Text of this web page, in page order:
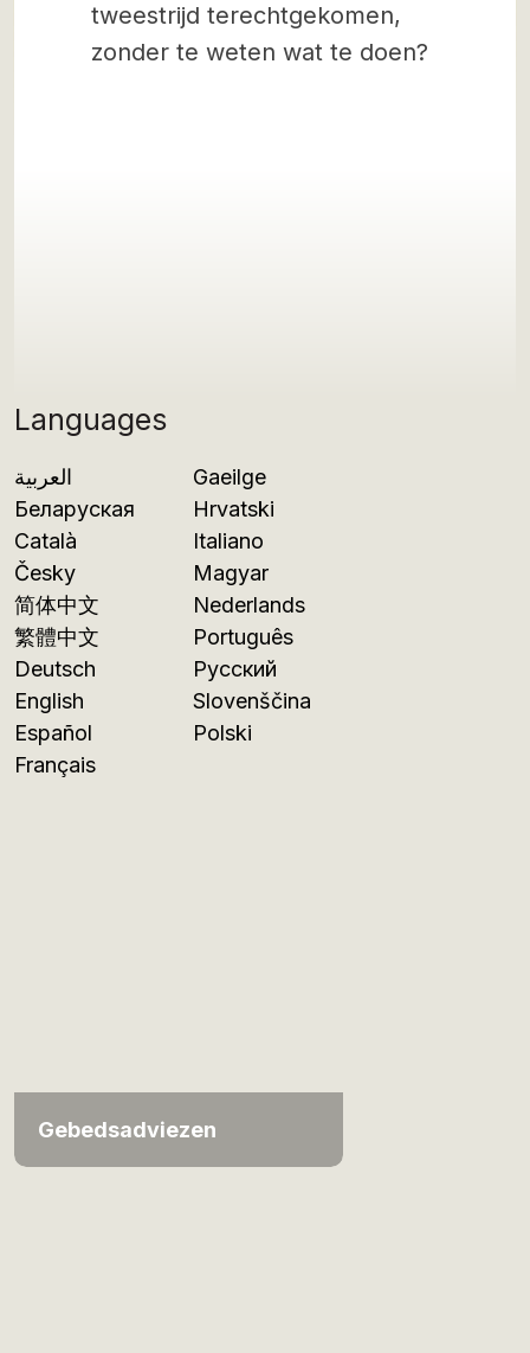
Languages
العربية
Беларуская
Català
Česky
简体中文
繁體中文
Deutsch
English
Español
Français
Gaeilge
Hrvatski
Italiano
Magyar
Nederlands
Português
Русский
Slovenščina
Polski
Gebedsadviezen
tweestrijd terechtgekomen,
zonder te weten wat te doen?